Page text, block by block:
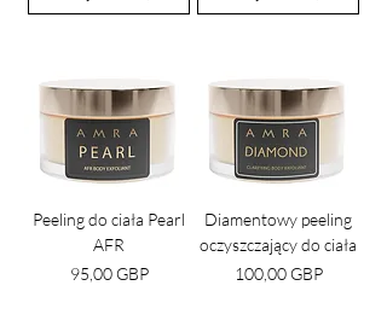
Peeling do ciała Pearl
AFR
Cena
95,00 GBP
Diamentowy peeling
oczyszczający do ciała
Cena
100,00 GBP